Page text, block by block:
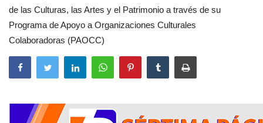
de las Culturas, las Artes y el Patrimonio a través de su
Programa de Apoyo a Organizaciones Culturales
Colaboradoras (PAOCC)